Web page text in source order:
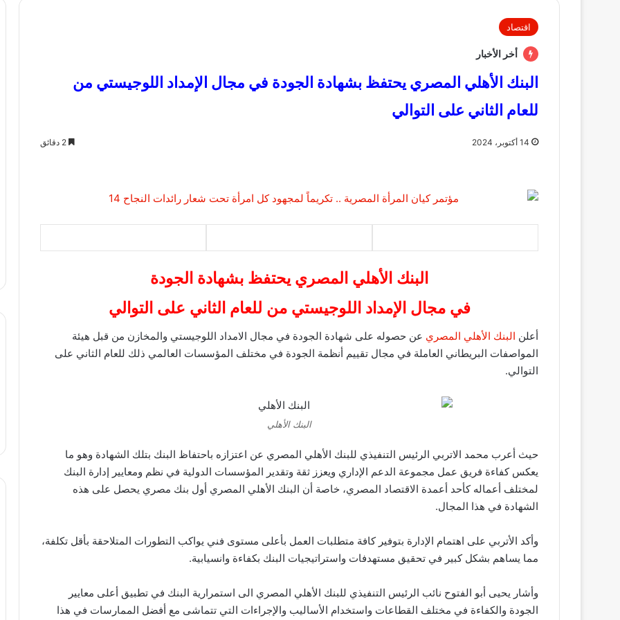
اقتصاد
أخر الأخبار
البنك الأهلي المصري يحتفظ بشهادة الجودة في مجال الإمداد اللوجيستي من
للعام الثاني على التوالي
14 أكتوبر، 2024
البنك الأهلي المصري يحتفظ بشهادة الجودة
في مجال الإمداد اللوجيستي من للعام الثاني على التوالي
أعلن البنك الأهلي المصري عن حصوله على شهادة الجودة في مجال الامداد اللوجيستي والمخازن من قبل هيئة
المواصفات البريطاني العاملة في مجال تقييم أنظمة الجودة في مختلف المؤسسات العالمي ذلك للعام الثاني على
التوالي.
البنك الأهلي
حيث أعرب محمد الاتربي الرئيس التنفيذي للبنك الأهلي المصري عن اعتزازه باحتفاظ البنك بتلك الشهادة وهو ما
يعكس كفاءة فريق عمل مجموعة الدعم الإداري ويعزز ثقة وتقدير المؤسسات الدولية في نظم ومعايير إدارة البنك
لمختلف أعماله كأحد أعمدة الاقتصاد المصري، خاصة أن البنك الأهلي المصري أول بنك مصري يحصل على هذه
الشهادة في هذا المجال.
وأكد الأتربي على اهتمام الإدارة بتوفير كافة متطلبات العمل بأعلى مستوى فني يواكب التطورات المتلاحقة بأقل تكلفة،
مما يساهم بشكل كبير في تحقيق مستهدفات واستراتيجيات البنك بكفاءة وانسيابية.
وأشار يحيى أبو الفتوح نائب الرئيس التنفيذي للبنك الأهلي المصري الى استمرارية البنك في تطبيق أعلى معايير
الجودة والكفاءة في مختلف القطاعات واستخدام الأساليب والإجراءات التي تتماشى مع أفضل الممارسات في هذا